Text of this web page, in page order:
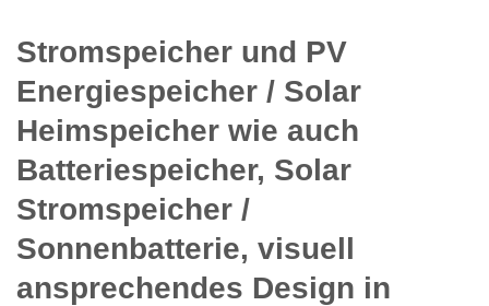
Stromspeicher und PV
Energiespeicher / Solar
Heimspeicher wie auch
Batteriespeicher, Solar
Stromspeicher /
Sonnenbatterie, visuell
ansprechendes Design in